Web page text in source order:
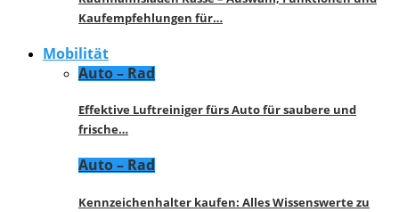
Kaufempfehlungen für…
Mobilität
Auto – Rad
Effektive Luftreiniger fürs Auto für saubere und
frische…
Auto – Rad
Kennzeichenhalter kaufen: Alles Wissenswerte zu